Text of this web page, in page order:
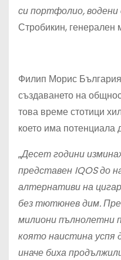
си портфолио,
Стробикин,
Филип Морис България
създаването на
това време стотици
което има потенциала
„Десет години
представен IQOS до
алтернативи на
без тютюнев дим.
милиони пълнолетни
която наистина успя
иначе биха